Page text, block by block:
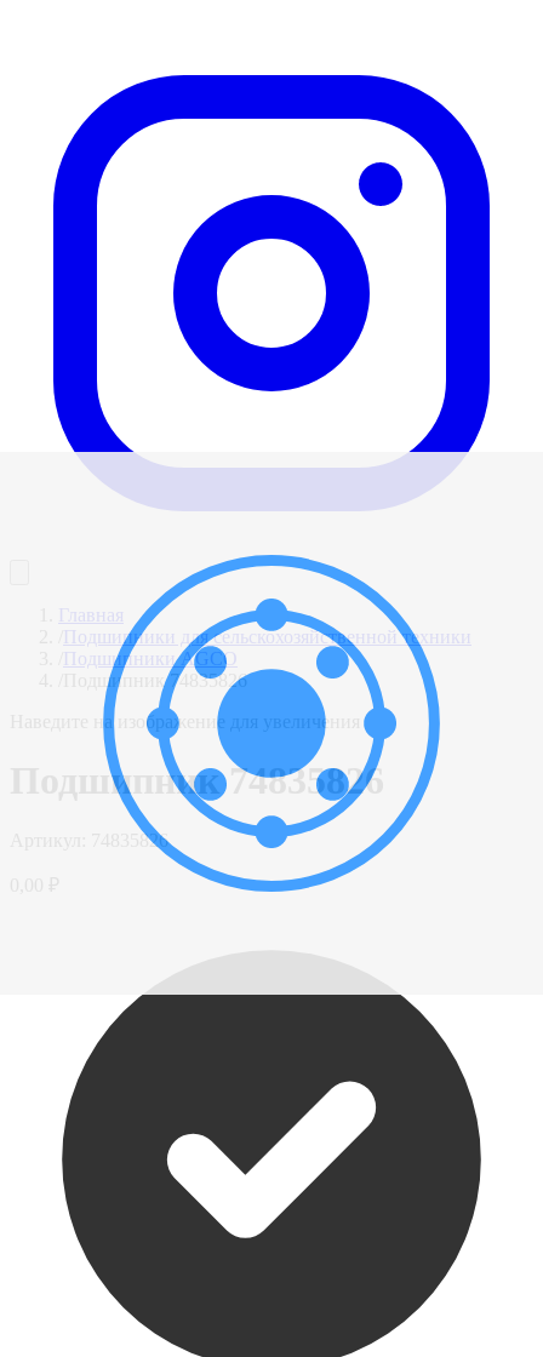
Главная
Подшипники для сельскохозяйственной техники
Подшипники AGCO
Подшипник 74835826
Наведите на изображение для увеличения
Подшипник 74835826
74835826